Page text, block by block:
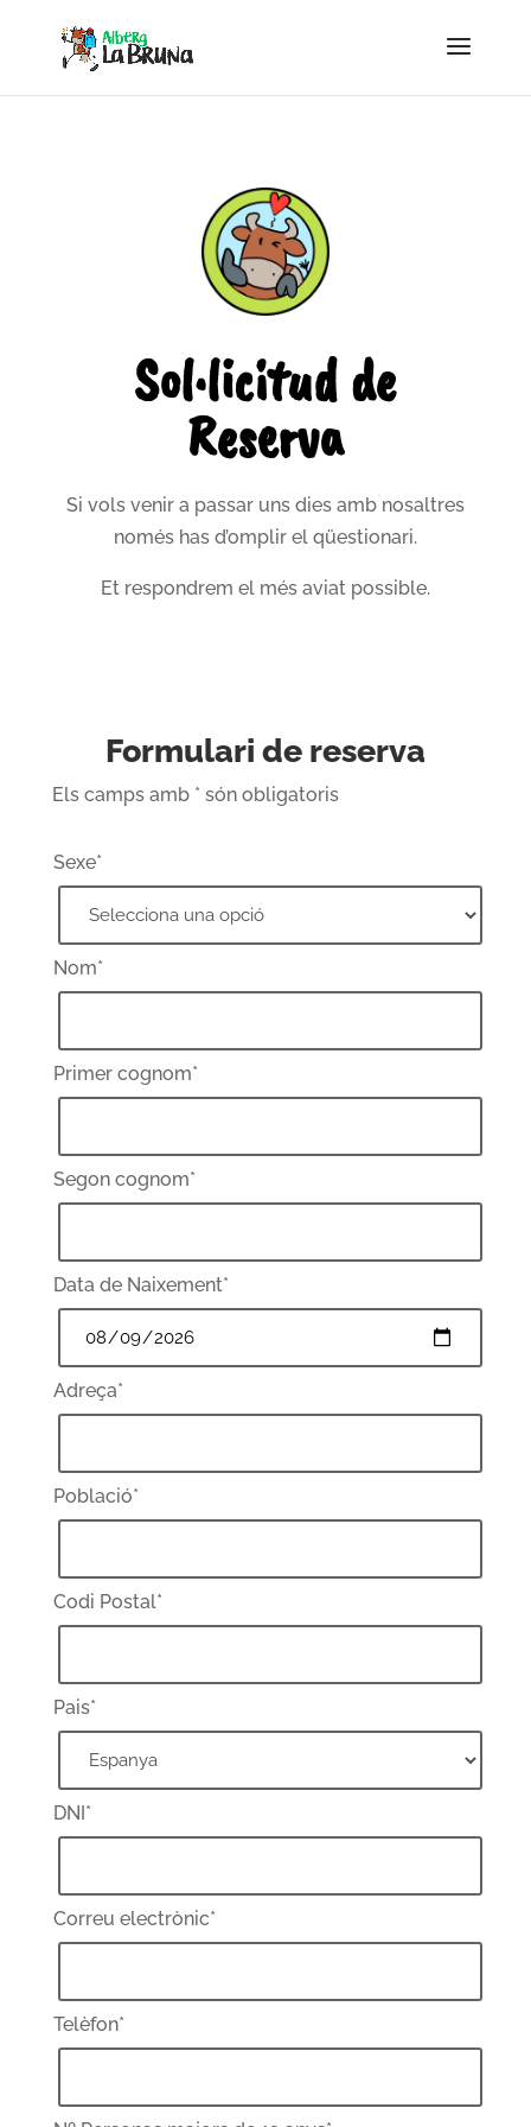
Sol·licitud de
Reserva
Si vols venir a passar uns dies amb nosaltres
només has d’omplir el qüestionari.
Et respondrem el més aviat possible.
Formulari de reserva
Els camps amb * són obligatoris
Sexe*
Nom*
Primer cognom*
Segon cognom*
Data de Naixement*
Adreça*
Població*
Codi Postal*
Pais*
DNI*
Correu electrònic*
Telèfon*